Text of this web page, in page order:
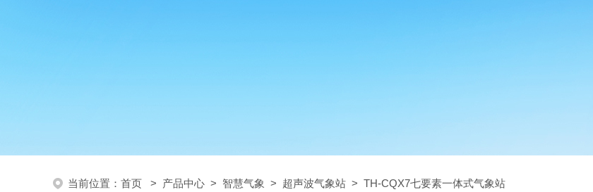
当前位置： 首页 > 产品中心 > 智慧气象 > 超声波气象站 > TH-CQX7七要素一体式气象站